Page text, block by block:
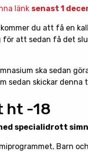
länk senast 1
du att få en
för att sedan få det
ska sedan
sedan skickar denna
ht -18
specialidrott
Barn